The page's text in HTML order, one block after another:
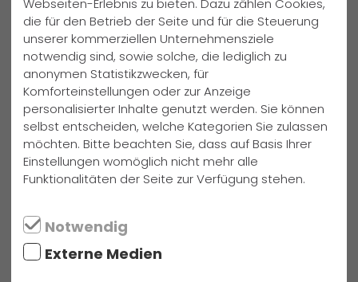
ohne die freiwillige Unterstützung von 52 Wahlhelfern nicht
möglich gewesen. Sie alle bekommen in dieser Woche
eine heiß begehrte Urkunde als Dankeschön –
unterzeichnet vom Kultusminister. Ein ganz besonderer
Dank gilt Marlen Klatte aus der 9d und Erik Schulz aus
Jahrgang 13, die am Freitag nach Schulschluss bei der
Auszählung der Stimmen tatkräftig mithalfen. Beide
wurden mit reichlich Donuts und Twix-Riegel belohnt.
Webseiten-Erlebnis zu bieten. Dazu zählen Cookies,
die für den Betrieb der Seite und für die Steuerung
unserer kommerziellen Unternehmensziele
notwendig sind, sowie solche, die lediglich zu
anonymen Statistikzwecken, für
Komforteinstellungen oder zur Anzeige
personalisierter Inhalte genutzt werden. Sie können
selbst entscheiden, welche Kategorien Sie zulassen
möchten. Bitte beachten Sie, dass auf Basis Ihrer
Einstellungen womöglich nicht mehr alle
Funktionalitäten der Seite zur Verfügung stehen.
Notwendig
Externe Medien